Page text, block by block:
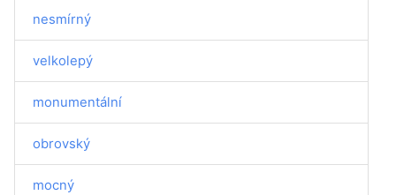
nesmírný
velkolepý
monumentální
obrovský
mocný